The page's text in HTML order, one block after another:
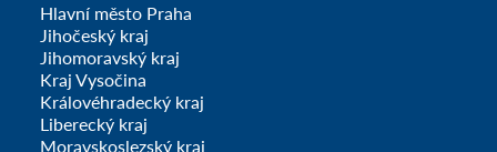
Hlavní město Praha
Jihočeský kraj
Jihomoravský kraj
Kraj Vysočina
Královéhradecký kraj
Liberecký kraj
Moravskoslezský kraj